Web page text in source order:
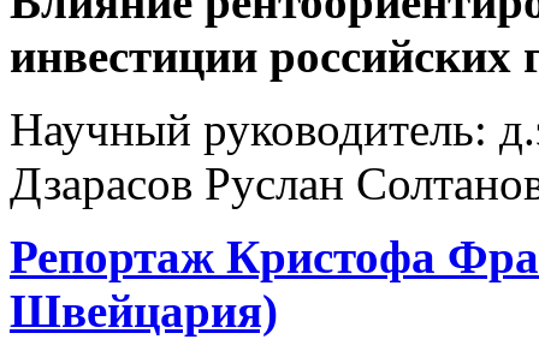
инвестиции российских
Научный руководитель:
Дзарасов Руслан
Репортаж Кристофа
Швейцария)